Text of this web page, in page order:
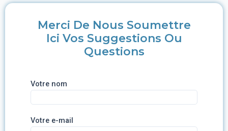
Merci De Nous Soumettre
Ici Vos Suggestions Ou
Questions
Votre nom
Votre e-mail